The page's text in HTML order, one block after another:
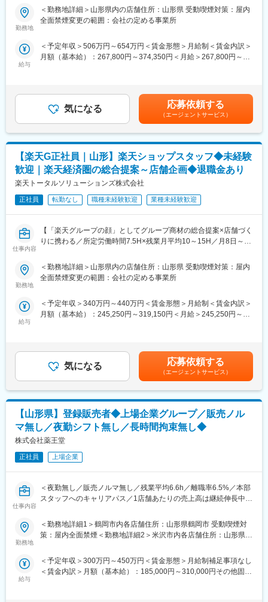
■評価制度：
ついては、実績の評価と定性面の評価（10項目）の二つの軸で判
断されます。評価は上長との面談を通して決定します。
ライフバランスが保てる環境が整っております。
◎業績好調：当社売上は約10年で約4.5倍に増えており、今後も右
肩上がりで業績が伸びていくことが予想されます。（2010年度か
ングを徹底することにより、会社全体でNo.1を目指していく社風
があります。
変更の範囲：会社の定める業務
料金プラン・楽天カード・楽天市場・楽天ポイントなど、楽天経
済圏のサービスを総合的にご提案します。
単なる携帯販売ではなく、楽天グループ唯一の対面チャネルとし
ンです。
・料金プラン、楽天ポイント活用、楽天カード、各種サービス案
・スマホ初期設定・データ移行サポート
・問い合わせ対応
◇店舗運営
・シフト管理、教育、評価
・店舗での電話応対
・在庫管理、売り場づくり、POP作成
・KPI管理・数値振り返り
■教育体制：
を基礎から学べ、楽天グループ共通のeラーニングでビジネススキ
ル習得も可能です。
◇業界未経験でも成長しやすい環境
料金体系が他キャリアよりシンプルで覚えやすく、提案力を磨き
◇事業づくりに携われるやりがい
後発キャリアならではの柔軟で風通しの良い文化があり、改善提
案や企画が運営に反映されやすい環境です。
■キャリアパス：
現場からキャリアをスタートし、単店舗だけでなく複数店舗を統
括するスーパーバイザー（RSV）や、担当エリアの方針策定を行
うマネージャー等、より広いマネジメントにも挑戦できます。ま
た、東京本社での人事・業務統括など、店舗運営を支える役割へ
のキャリアチェンジ実績も複数あります。事業運営にどう関わっ
ていきたいか、経験を積みながら多様なキャリアを描ける環境で
■組織構成：
1店舗あたり店長1名、スタッフ5～15名で運営。チームワークを
■当社について：
ム・インフラ整備までを一括提供しています。
勤務地
＜勤務地詳細＞山形県内の店舗住所：山形県 受動喫煙対策：屋内
全面禁煙変更の範囲：会社の定める事業所
給与
＜予定年収＞506万円～654万円＜賃金形態＞月給制＜賃金内訳＞
月額（基本給）：267,800円～374,350円＜月給＞267,800円～
気になる 応募依頼する
（エージェントサービス）
【楽天G正社員｜山形】楽天ショップスタッフ◆未経験
歓迎｜楽天経済圏の総合提案～店舗企画◆退職金あり
楽天トータルソリューションズ株式会社
正社員 転勤なし 職種未経験歓迎 業種未経験歓迎
仕事内容
【「楽天グループの顔」としてグループ商材の総合提案×店舗づく
りに携わる／所定労働時間7.5H×残業月平均10～15H／月8日～休
楽天モバイルショップに来店されるお客様へ、スマートフォン・
料金プラン・楽天カード・楽天市場・楽天ポイントなど、楽天経
済圏の幅広いサービスを総合的にご提案します。
て、お客様の生活をより豊かにするトータルサポートを行うポジ
ションです。
・新規契約・機種変更の受付および提案
・料金プラン、楽天ポイント活用、楽天カード、各種サービスの
案内
・スマホの初期設定・データ移行サポート
・問い合わせ対応
◇店舗運営
・店舗での電話応対
・在庫管理、売り場づくり、POP作成
・KPI管理・数値振り返り
■教育体制：
サービス知識・業務の流れなど基礎から学べ、楽天グループ共通
のeラーニングでビジネススキルの習得も可能。未経験でも安心し
■このポジションの魅力：
◇未経験でも成長しやすいシンプルなオペレーション
勤務地
＜勤務地詳細＞山形県内の店舗住所：山形県 受動喫煙対策：屋内
全面禁煙変更の範囲：会社の定める事業所
給与
＜予定年収＞340万円～440万円＜賃金形態＞月給制＜賃金内訳＞
月額（基本給）：245,250円～319,150円＜月給＞245,250円～
金はあくまでも目安の金額であり、選考を通じて上下する可能性
があります。月給(月額)は固定手当を含めた表記です。
気になる 応募依頼する
（エージェントサービス）
【山形県】登録販売者◆上場企業グループ／販売ノル
マ無し／夜勤シフト無し／長時間拘束無し◆
株式会社薬王堂
正社員 上場企業
仕事内容
＜夜勤無し／販売ノルマ無し／残業平均6.6h／離職率6.5%／本部
スタッフへのキャリアパス／1店舗あたりの売上高は継続伸長中！
■当社の魅力：
〇自動発注システム
ども自動で行い、人気商品の発注などで迷うことはありません！
お客様対応に専念できます。
勤務地
＜勤務地詳細1＞鶴岡市内各店舗住所：山形県鶴岡市 受動喫煙対
策：屋内全面禁煙＜勤務地詳細2＞米沢市内各店舗住所：山形県米
舗住所：山形県新庄市 受動喫煙対策：屋内全面禁煙
給与
＜予定年収＞300万円～450万円＜賃金形態＞月給制補足事項なし
＜賃金内訳＞月額（基本給）：185,000円～310,000円その他固定